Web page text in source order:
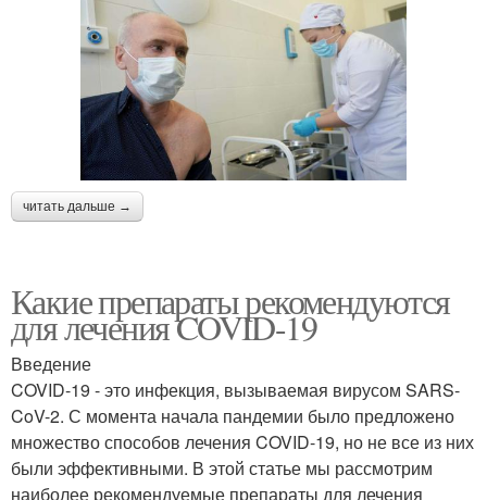
читать дальше →
Какие препараты рекомендуются
для лечения COVID-19
Введение
COVID-19 - это инфекция, вызываемая вирусом SARS-
CoV-2. С момента начала пандемии было предложено
множество способов лечения COVID-19, но не все из них
были эффективными. В этой статье мы рассмотрим
наиболее рекомендуемые препараты для лечения